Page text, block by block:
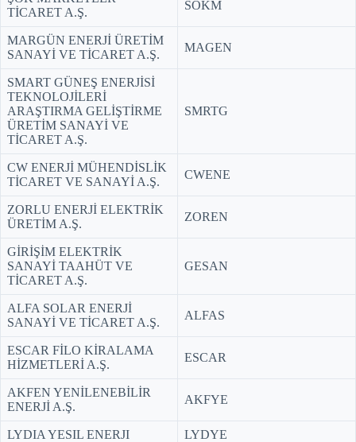
TİCARET A.Ş.
SOKM
MARGÜN ENERJİ ÜRETİM
SANAYİ VE TİCARET A.Ş.
MAGEN
SMART GÜNEŞ ENERJİSİ
TEKNOLOJİLERİ
ARAŞTIRMA GELİŞTİRME
ÜRETİM SANAYİ VE
TİCARET A.Ş.
SMRTG
CW ENERJİ MÜHENDİSLİK
TİCARET VE SANAYİ A.Ş.
CWENE
ZORLU ENERJİ ELEKTRİK
ÜRETİM A.Ş.
ZOREN
GİRİŞİM ELEKTRİK
SANAYİ TAAHÜT VE
TİCARET A.Ş.
GESAN
ALFA SOLAR ENERJİ
SANAYİ VE TİCARET A.Ş.
ALFAS
ESCAR FİLO KİRALAMA
HİZMETLERİ A.Ş.
ESCAR
AKFEN YENİLENEBİLİR
ENERJİ A.Ş.
AKFYE
LYDIA YESIL ENERJI LYDYE